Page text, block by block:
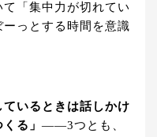
「集中力が切れてい
っとする時間を意識
ているときは話しかけ
る」 ――3つとも、